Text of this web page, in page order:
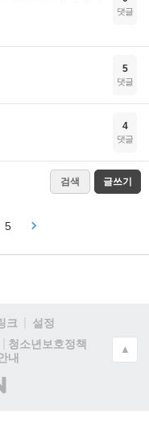
댓글
5
댓글
4
댓글
검색 글쓰기
5
크
설정
청소년보호정책
내
▲